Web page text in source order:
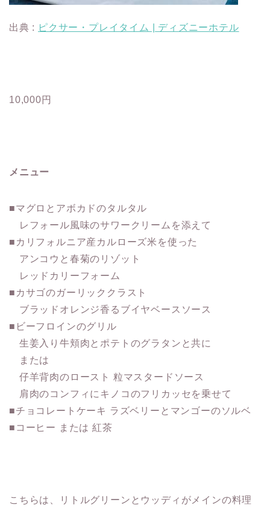
出典 : ピクサー・プレイタイム | ディズニーホテル
10,000円
メニュー
■マグロとアボカドのタルタル
レフォール風味のサワークリームを添えて
■カリフォルニア産カルローズ米を使った
アンコウと春菊のリゾット
レッドカリーフォーム
■カサゴのガーリッククラスト
ブラッドオレンジ香るブイヤベースソース
■ビーフロインのグリル
生姜入り牛頬肉とポテトのグラタンと共に
または
仔羊背肉のロースト 粒マスタードソース
肩肉のコンフィにキノコのフリカッセを乗せて
■チョコレートケーキ ラズベリーとマンゴーのソルベ
■コーヒー または 紅茶
こちらは、リトルグリーンとウッディがメインの料理